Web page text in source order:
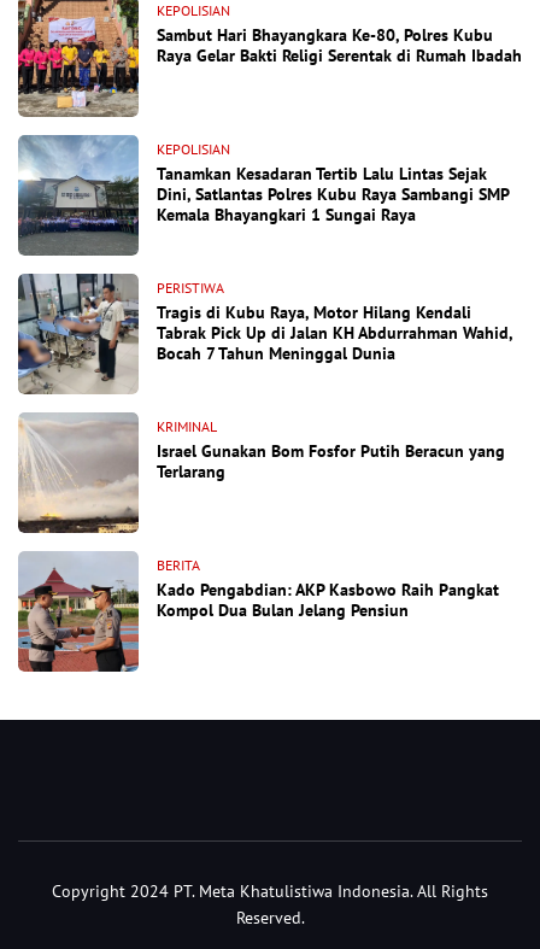
KEPOLISIAN
Sambut Hari Bhayangkara Ke-80, Polres Kubu
Raya Gelar Bakti Religi Serentak di Rumah Ibadah
KEPOLISIAN
Tanamkan Kesadaran Tertib Lalu Lintas Sejak
Dini, Satlantas Polres Kubu Raya Sambangi SMP
Kemala Bhayangkari 1 Sungai Raya
PERISTIWA
Tragis di Kubu Raya, Motor Hilang Kendali
Tabrak Pick Up di Jalan KH Abdurrahman Wahid,
Bocah 7 Tahun Meninggal Dunia
KRIMINAL
Israel Gunakan Bom Fosfor Putih Beracun yang
Terlarang
BERITA
Kado Pengabdian: AKP Kasbowo Raih Pangkat
Kompol Dua Bulan Jelang Pensiun
Copyright 2024 PT. Meta Khatulistiwa Indonesia. All Rights
Reserved.